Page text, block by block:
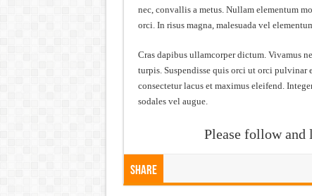
nec, convallis a metus. Nullam elementum
orci. In risus magna, malesuada vel
Cras dapibus ullamcorper dictum. Vivamus
turpis. Suspendisse quis orci ut orci pulvinar
consectetur lacus et maximus eleifend.
sodales vel augue.
Please follow and
Share